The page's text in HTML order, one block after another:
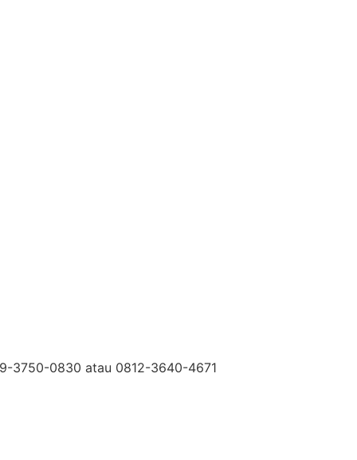
3750-0830 atau 0812-3640-4671